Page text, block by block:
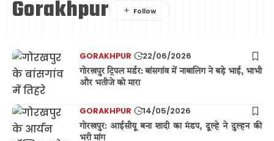
Gorakhpur
GORAKHPUR 22/06/2026
गोरखपुर ट्रिपल मर्डर: बांसगांव में नाबालिग ने बड़े भाई, भाभी
और भतीजे को मारा
GORAKHPUR 14/05/2026
गोरखपुर: आईसीयू बना शादी का मंडप, दूल्हे ने दुल्हन की
भरी मांग